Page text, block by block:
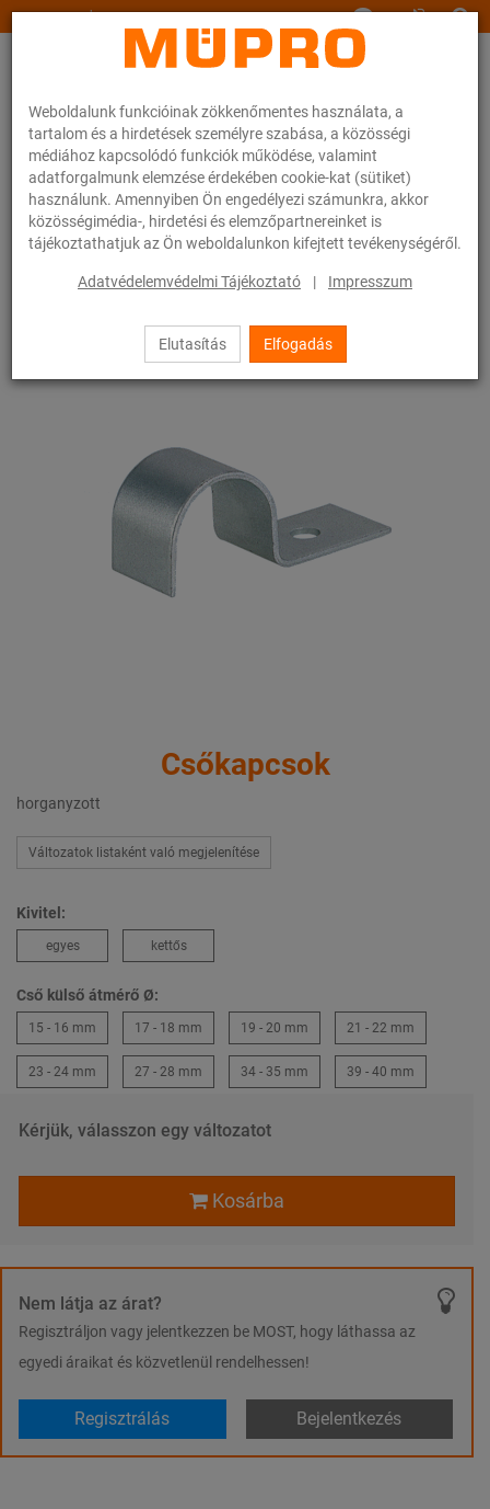
Weboldalunk funkcióinak zökkenőmentes használata, a
tartalom és a hirdetések személyre szabása, a közösségi
médiához kapcsolódó funkciók működése, valamint
adatforgalmunk elemzése érdekében cookie-kat (sütiket)
használunk. Amennyiben Ön engedélyezi számunkra, akkor
közösségimédia-, hirdetési és elemzőpartnereinket is
tájékoztathatjuk az Ön weboldalunkon kifejtett tevékenységéről.
Adatvédelemvédelmi Tájékoztató | Impresszum
Elutasítás Elfogadás
www.muepro.hu
Webáruhàz Rögzítéstechnika Csőbilincsek Csőkapcsok
52 / 54
Csőkapcsok
horganyzott
Változatok listaként való megjelenítése
Kivitel:
egyes kettős
Cső külső átmérő Ø:
15 - 16 mm 17 - 18 mm 19 - 20 mm 21 - 22 mm
23 - 24 mm 27 - 28 mm 34 - 35 mm 39 - 40 mm
Kérjük, válasszon egy változatot
Kosárba
Nem látja az árat?
Regisztráljon vagy jelentkezzen be MOST, hogy láthassa az
egyedi áraikat és közvetlenül rendelhessen!
Regisztrálás Bejelentkezés